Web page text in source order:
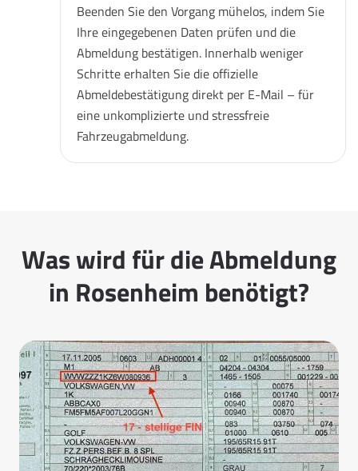
Beenden Sie den Vorgang mühelos, indem Sie
Ihre eingegebenen Daten prüfen und die
Abmeldung bestätigen. Innerhalb weniger
Schritte erhalten Sie die offizielle
Abmeldebestätigung direkt per E-Mail – für
eine unkomplizierte und stressfreie
Fahrzeugabmeldung.
Was wird für die Abmeldung
in Rosenheim benötigt?